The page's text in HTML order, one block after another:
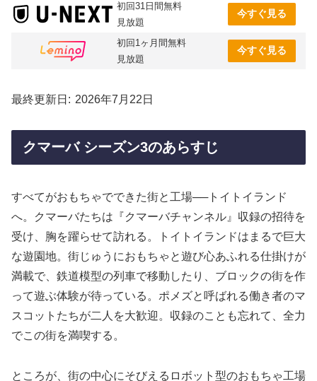
初回31日間無料
見放題
今すぐ見る
初回1ヶ月間無料
見放題
今すぐ見る
最終更新日 2026年7月22日
クマーバ シーズン3のあらすじ
すべてがおもちゃでできた街と工場──トイトイランド
へ。クマーバたちは『クマーバチャンネル』収録の招待を
受け、胸を躍らせて訪れる。トイトイランドはまるで巨大
な遊園地。街じゅうにおもちゃと遊び心あふれる仕掛けが
満載で、鉄道模型の列車で移動したり、ブロックの街を作
って遊ぶ体験が待っている。ポメズと呼ばれる働き者のマ
スコットたちが二人を大歓迎。収録のことも忘れて、全力
でこの街を満喫する。
ところが、街の中心にそびえるロボット型のおもちゃ工場